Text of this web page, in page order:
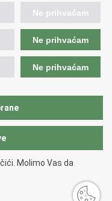
uprava.
Ne prihvaćam
Ne prihvaćam
Ne prihvaćam
Molimo Vas da